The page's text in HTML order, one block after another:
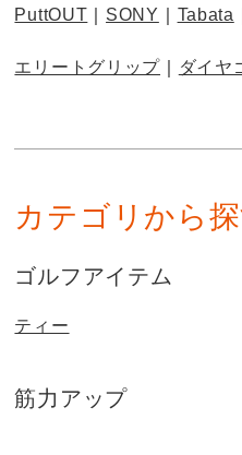
PuttOUT SONY Tabata
エリートグリップ ダイヤ
カテゴリから
ゴルフアイテム
ティー
筋力アップ